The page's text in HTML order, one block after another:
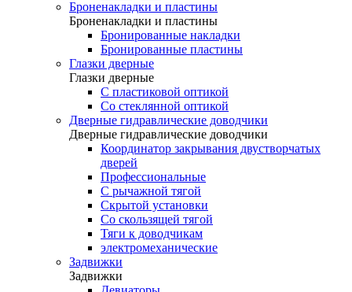
Броненакладки и пластины
Броненакладки и пластины
Бронированные накладки
Бронированные пластины
Глазки дверные
Глазки дверные
C пластиковой оптикой
Со стеклянной оптикой
Дверные гидравлические доводчики
Дверные гидравлические доводчики
Координатор закрывания двустворчатых
дверей
Профессиональные
С рычажной тягой
Скрытой установки
Со скользящей тягой
Тяги к доводчикам
электромеханические
Задвижки
Задвижки